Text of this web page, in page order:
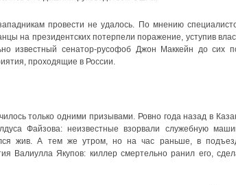
провести не удалось. По мнению
на президентских потерпели поражение, уступив
известный сенатор-русофоб Джон Маккейн до сих
проходящие в России.
только одними призывами. Ровно года назад в
Файзова: неизвестные взорвали служебную
жив. А тем же утром, но на час раньше, в
Валиулла Якупов: киллер смертельно ранил его,